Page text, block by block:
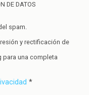
DE DATOS
spam.
y rectificación de
para una completa
*